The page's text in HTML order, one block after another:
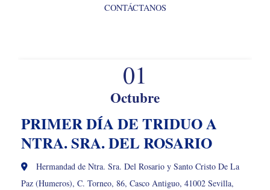
CONTÁCTANOS
01
Octubre
PRIMER DÍA DE TRIDUO A
NTRA. SRA. DEL ROSARIO
Hermandad de Ntra. Sra. Del Rosario y Santo Cristo De La
Paz (Humeros), C. Torneo, 86, Casco Antiguo, 41002 Sevilla,